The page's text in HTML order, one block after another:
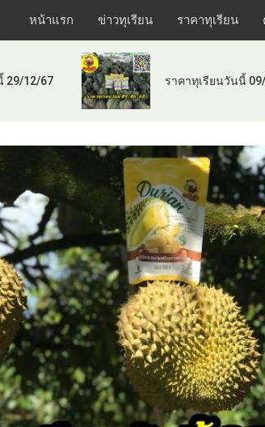
หน้าแรก ข่าวทุเรียน ราคาทุเรียน
29/12/67 ราคาทุเรียนวันนี้